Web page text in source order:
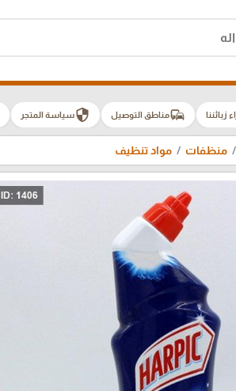
زبائننا commuteمناطق التوصيل securityسياسة المتجر
منظفات مواد تنظيف